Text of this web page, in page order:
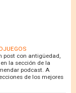
post con antigüedad,
la sección de la
podcast. A
de los mejores